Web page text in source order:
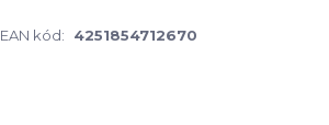
EAN kód:
4251854712670